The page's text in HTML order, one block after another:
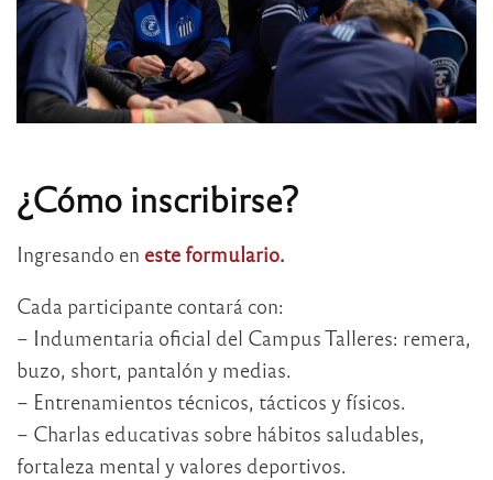
¿Cómo inscribirse?
Ingresando en este formulario.
Cada participante contará con:
– Indumentaria oficial del Campus Talleres: remera,
buzo, short, pantalón y medias.
– Entrenamientos técnicos, tácticos y físicos.
– Charlas educativas sobre hábitos saludables,
fortaleza mental y valores deportivos.